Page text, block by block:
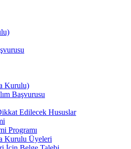
Kurulu)
Başvurusu
Edilecek Hususlar
Programı
Kurulu Üyeleri